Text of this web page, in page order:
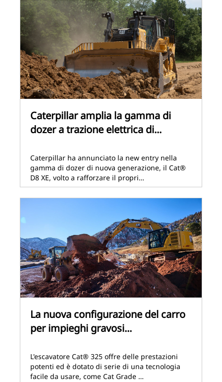
Caterpillar amplia la gamma di
dozer a trazione elettrica di...
Caterpillar ha annunciato la new entry nella
gamma di dozer di nuova generazione, il Cat®
D8 XE, volto a rafforzare il propri…
La nuova configurazione del carro
per impieghi gravosi...
L'escavatore Cat® 325 offre delle prestazioni
potenti ed è dotato di serie di una tecnologia
facile da usare, come Cat Grade …